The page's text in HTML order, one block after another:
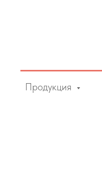
Продукция